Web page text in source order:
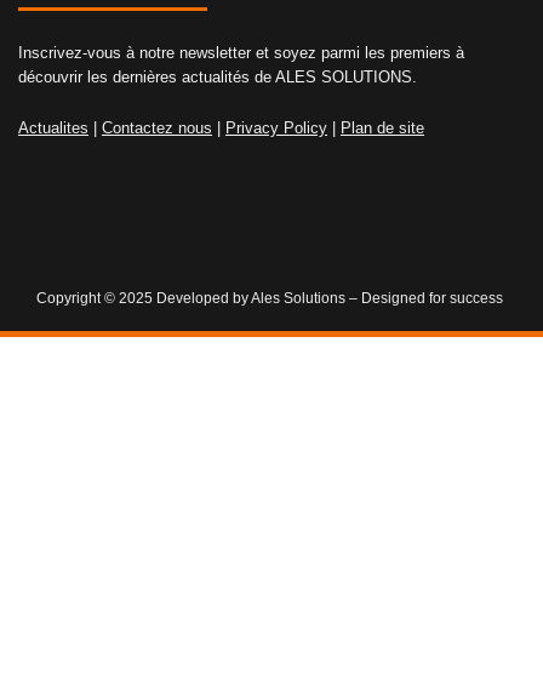
Inscrivez-vous à notre newsletter et soyez parmi les premiers à
découvrir les dernières actualités de ALES SOLUTIONS.
Actualites Contactez nous Privacy Policy Plan de site
Copyright © 2025 Developed by Ales Solutions – Designed for success